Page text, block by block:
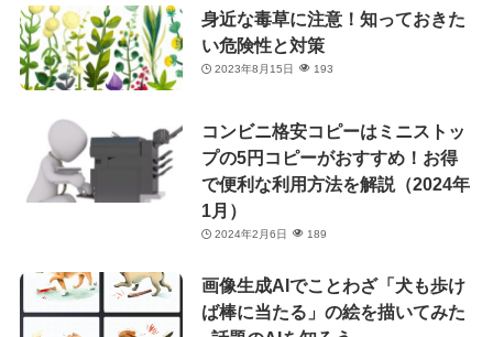
身近な毒草に注意！知っておきた
い危険性と対策
2023年8月15日 193
コンビニ格安コピーはミニストッ
プの5円コピーがおすすめ！お得
で便利な利用方法を解説（2024年
1月）
2024年2月6日 189
画像生成AIでことわざ「犬も歩け
ば棒に当たる」の絵を描いてみた